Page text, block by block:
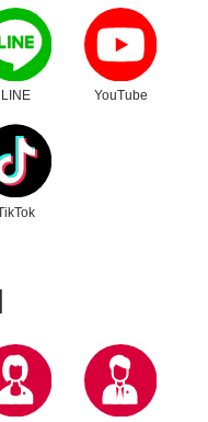
LINE
ンドウリンク
YouTube
別ウィンドウリンク
ンドウリンク